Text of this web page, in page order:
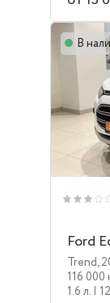
В
Ford
Trend,
116 000
1.6 л. |